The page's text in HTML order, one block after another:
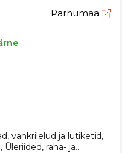
Pärnumaa
vankrilelud ja lutiketid,
raha- ja